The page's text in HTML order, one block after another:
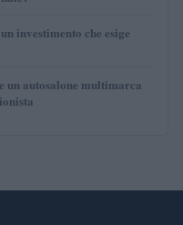
investimento che esige
un autosalone multimarca